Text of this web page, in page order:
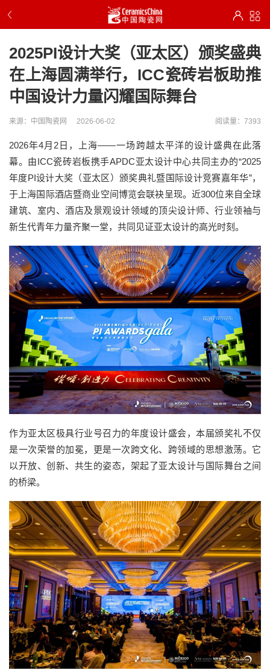
2025PI设计大奖（亚太区）颁奖盛典
在上海圆满举行，ICC瓷砖岩板助推
中国设计力量闪耀国际舞台
来源：中国陶瓷网 2026-06-02 阅读量：7393
2026年4月2日，上海——一场跨越太平洋的设计盛典在此落
幕。由ICC瓷砖岩板携手APDC亚太设计中心共同主办的“2025
年度PI设计大奖（亚太区）颁奖典礼暨国际设计竞赛嘉年华”，
于上海国际酒店暨商业空间博览会联袂呈现。近300位来自全球
建筑、室内、酒店及景观设计领域的顶尖设计师、行业领袖与
新生代青年力量齐聚一堂，共同见证亚太设计的高光时刻。
作为亚太区极具行业号召力的年度设计盛会，本届颁奖礼不仅
是一次荣誉的加冕，更是一次跨文化、跨领域的思想激荡。它
以开放、创新、共生的姿态，架起了亚太设计与国际舞台之间
的桥梁。